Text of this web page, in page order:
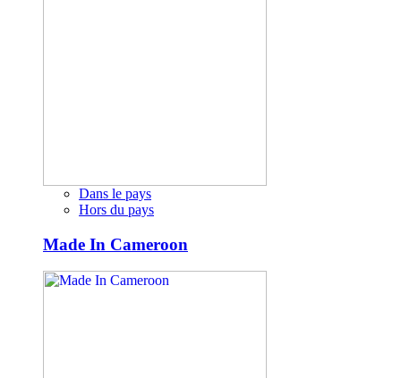
Dans le pays
Hors du pays
Made In Cameroon